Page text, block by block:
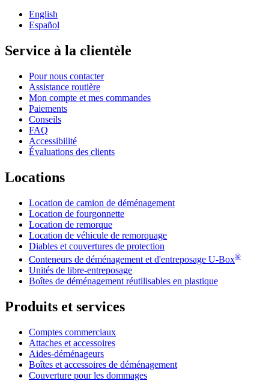
English
Español
Service à la clientèle
Pour nous contacter
Assistance routière
Mon compte et mes commandes
Paiements
Conseils
FAQ
Accessibilité
Évaluations des clients
Locations
Location de camion de déménagement
Location de fourgonnette
Location de remorque
Location de véhicule de remorquage
Diables et couvertures de protection
Conteneurs de déménagement et d'entreposage U-Box®
Unités de libre-entreposage
Boîtes de déménagement réutilisables en plastique
Produits et services
Comptes commerciaux
Attaches et accessoires
Aides-déménageurs
Boîtes et accessoires de déménagement
Couverture pour les dommages